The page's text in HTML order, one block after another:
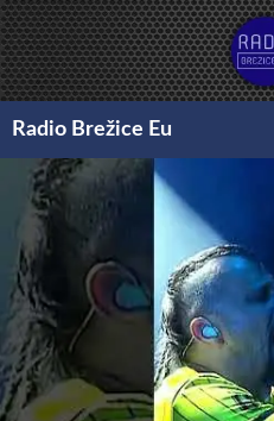
Preskoči
na
vsebino
Radio Brežice Eu